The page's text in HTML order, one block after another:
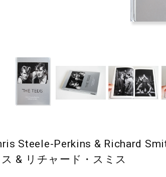
Steele-Perkins & Richard
& リチャード・スミス